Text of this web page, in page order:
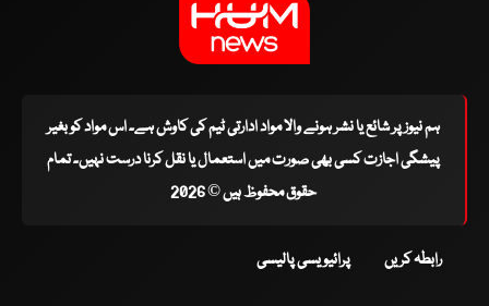
ہم نیوز پر شائع یا نشر ہونے والا مواد ادارتی ٹیم کی کاوش ہے۔ اس مواد کو بغیر
پیشگی اجازت کسی بھی صورت میں استعمال یا نقل کرنا درست نہیں۔ تمام
حقوق محفوظ ہیں © 2026
رابطہ کریں پرائیویسی پالیسی